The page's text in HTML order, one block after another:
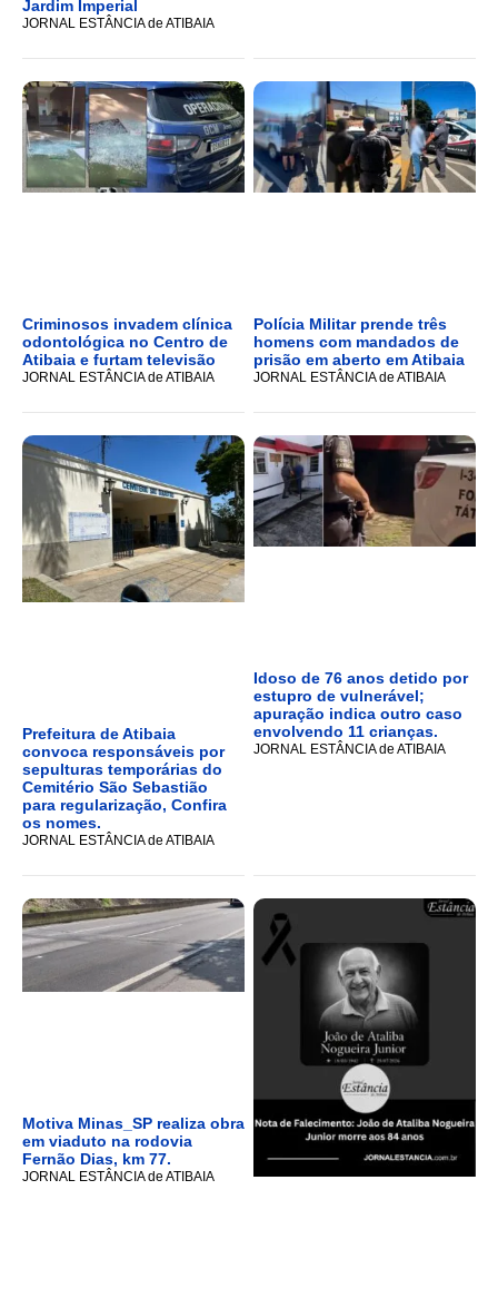
Jardim Imperial
JORNAL ESTÂNCIA de ATIBAIA
Criminosos invadem clínica
odontológica no Centro de
Atibaia e furtam televisão
JORNAL ESTÂNCIA de ATIBAIA
Polícia Militar prende três
homens com mandados de
prisão em aberto em Atibaia
JORNAL ESTÂNCIA de ATIBAIA
Prefeitura de Atibaia
convoca responsáveis por
sepulturas temporárias do
Cemitério São Sebastião
para regularização, Confira
os nomes.
JORNAL ESTÂNCIA de ATIBAIA
Idoso de 76 anos detido por
estupro de vulnerável;
apuração indica outro caso
envolvendo 11 crianças.
JORNAL ESTÂNCIA de ATIBAIA
Motiva Minas_SP realiza obra
em viaduto na rodovia
Fernão Dias, km 77.
JORNAL ESTÂNCIA de ATIBAIA